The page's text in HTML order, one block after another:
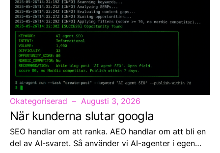
Okategoriserad Augusti 3, 2026
När kunderna slutar googla
SEO handlar om att ranka. AEO handlar om att bli en
del av AI-svaret. Så använder vi AI-agenter i egen…